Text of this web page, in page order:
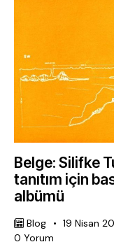
Belge: Silifke
tanıtım için
albümü
Blog 19 Nisan
0 Yorum